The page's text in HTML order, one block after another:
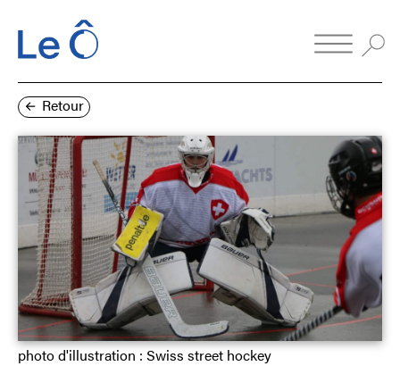
Retour
photo d'illustration : Swiss street hockey